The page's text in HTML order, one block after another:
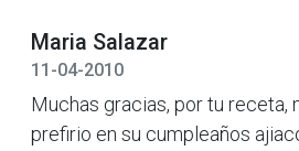
Maria Salazar
11-04-2010
Muchas gracias, por tu receta,
prefirio en su cumpleaños